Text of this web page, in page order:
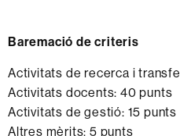
Baremació de criteris
Activitats de recerca i
Activitats docents: 40 punts
Activitats de gestió: 15 punts
Altres mèrits: 5 punts